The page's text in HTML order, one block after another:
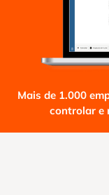
Mais de 1.000
controlar e